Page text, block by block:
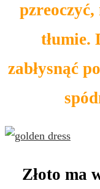
tłumie.
zabłysnąć
Złoto ma